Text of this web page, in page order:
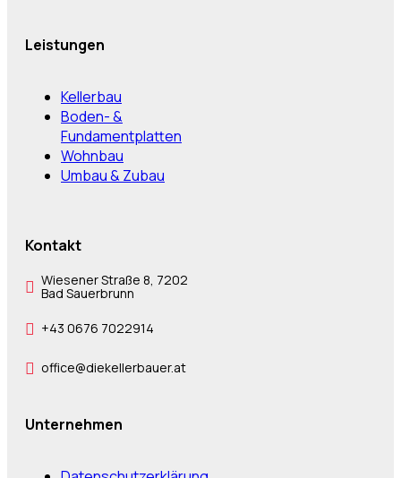
Leistungen
Kellerbau
Boden- &
Fundamentplatten
Wohnbau
Umbau & Zubau
Kontakt
Wiesener Straße 8, 7202
Bad Sauerbrunn
+43 0676 7022914
office@diekellerbauer.at
Unternehmen